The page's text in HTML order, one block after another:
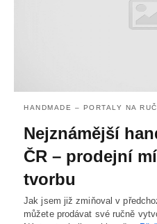
HANDMADE – PORTALY NA
Nejznámější
ČR – prodejní
tvorbu
Jak jsem již zmiňoval v
můžete prodávat své ručně